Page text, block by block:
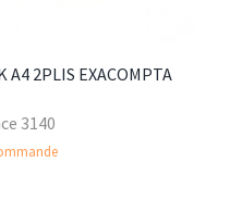
A4 2PLIS EXACOMPTA
3140